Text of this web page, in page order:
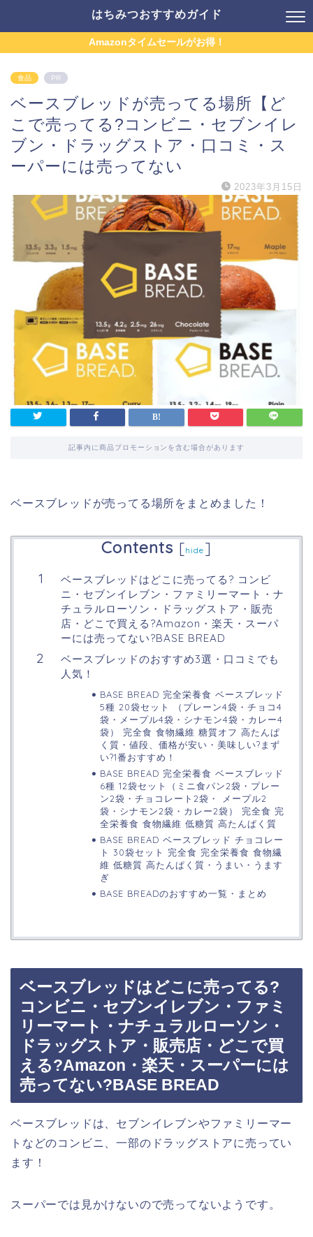
はちみつおすすめガイド
Amazonタイムセールがお得！
食品 PR
ベースブレッドが売ってる場所【ど
こで売ってる?コンビニ・セブンイレ
ブン・ドラッグストア・口コミ・ス
ーパーには売ってない
2023年3月15日
記事内に商品プロモーションを含む場合があります
ベースブレッドが売ってる場所をまとめました！
Contents [hide ]
ベースブレッドはどこに売ってる? コンビ
ニ・セブンイレブン・ファミリーマート・ナ
チュラルローソン・ドラッグストア・販売
店・どこで買える?Amazon・楽天・スーパ
ーには売ってない?BASE BREAD
ベースブレッドのおすすめ3選・口コミでも
人気！
BASE BREAD 完全栄養食 ベースブレッド
5種 20袋セット （プレーン4袋・チョコ4
袋・メープル4袋・シナモン4袋・カレー4
袋） 完全食 食物繊維 糖質オフ 高たんぱ
く質・値段、価格が安い・美味しい?まず
い?1番おすすめ！
BASE BREAD 完全栄養食 ベースブレッド
6種 12袋セット（ミニ食パン2袋・プレー
ン2袋・チョコレート2袋・ メープル2
袋・シナモン2袋・カレー2袋） 完全食 完
全栄養食 食物繊維 低糖質 高たんぱく質
BASE BREAD ベースブレッド チョコレー
ト 30袋セット 完全食 完全栄養食 食物繊
維 低糖質 高たんぱく質・うまい・うます
ぎ
BASE BREADのおすすめ一覧・まとめ
ベースブレッドはどこに売ってる?
コンビニ・セブンイレブン・ファミ
リーマート・ナチュラルローソン・
ドラッグストア・販売店・どこで買
える?Amazon・楽天・スーパーには
売ってない?BASE BREAD
ベースブレッドは、セブンイレブンやファミリーマー
トなどのコンビニ、一部のドラッグストアに売ってい
ます！
スーパーでは見かけないので売ってないようです。